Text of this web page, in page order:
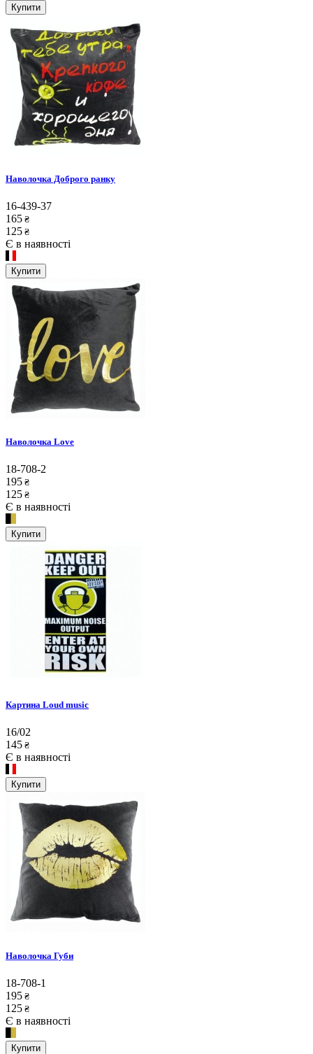
Купити
Наволочка Доброго ранку
16-439-37
165 ₴
125 ₴
Є в наявності
Купити
Наволочка Love
18-708-2
195 ₴
125 ₴
Є в наявності
Купити
Картина Loud music
16/02
145 ₴
Є в наявності
Купити
Наволочка Губи
18-708-1
195 ₴
125 ₴
Є в наявності
Купити